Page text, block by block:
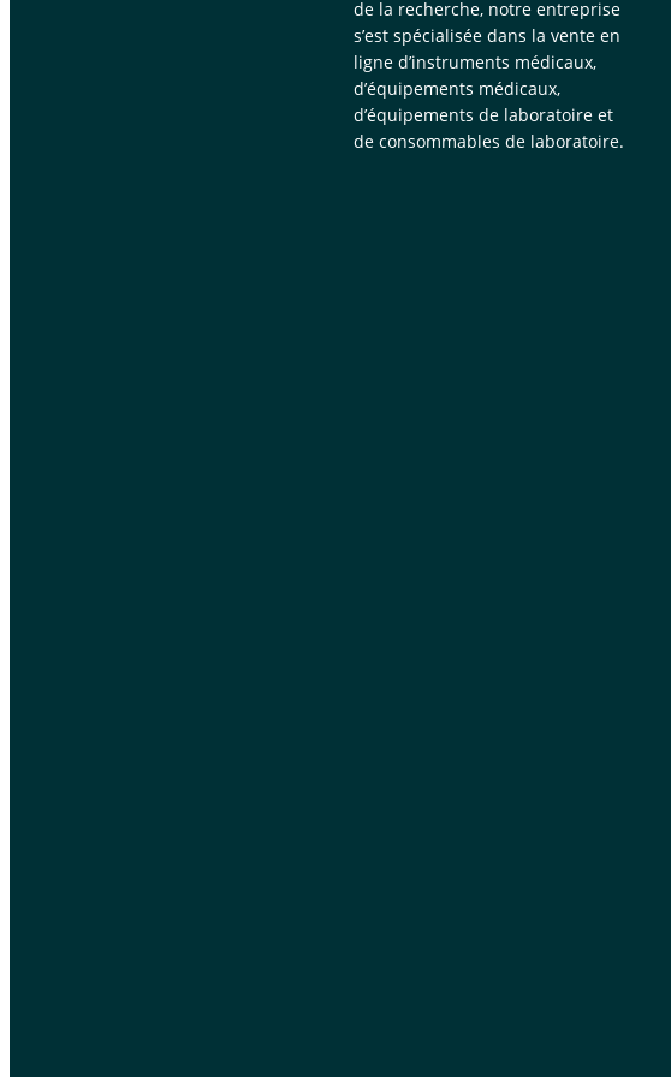
de la recherche, notre entreprise
s’est spécialisée dans la vente en
ligne d’instruments médicaux,
d’équipements médicaux,
d’équipements de laboratoire et
de consommables de laboratoire.